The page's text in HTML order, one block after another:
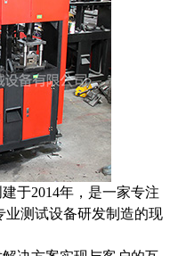
于2014年，是一家专注
业测试设备研发制造的现